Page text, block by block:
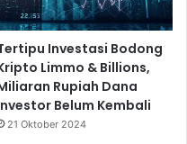
Investasi Bodong
Limmo & Billions,
Rupiah Dana
Belum Kembali
21 Oktober 2024